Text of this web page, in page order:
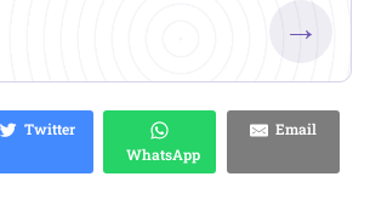
→
Twitter
WhatsApp
Email